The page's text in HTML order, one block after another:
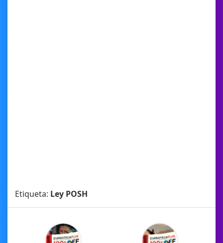
Etiqueta: Ley POSH